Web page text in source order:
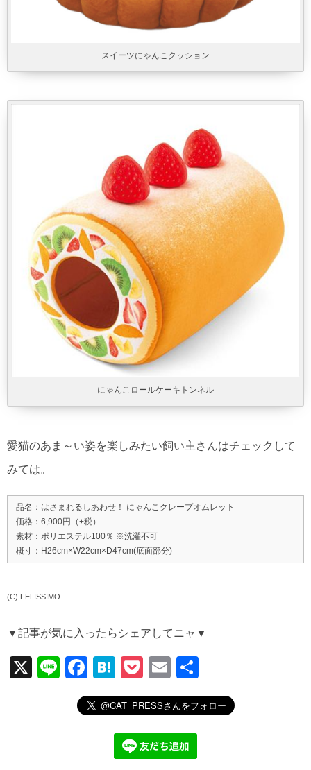
スイーツにゃんこクッション
にゃんこロールケーキトンネル
愛猫のあま～い姿を楽しみたい飼い主さんはチェックして
みては。
品名：はさまれるしあわせ！ にゃんこクレープオムレット
価格：6,900円（+税）
素材：ポリエステル100％ ※洗濯不可
概寸：H26cm×W22cm×D47cm(底面部分)
(C) FELISSIMO
▼記事が気に入ったらシェアしてニャ▼
X
Li
F
a
c
H
at
e
n
a
P
o
ck
et
E
m
ail
有